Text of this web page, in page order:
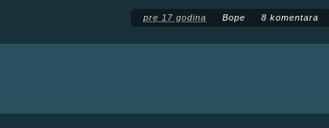
pre 17 godina Bope 8 komentara